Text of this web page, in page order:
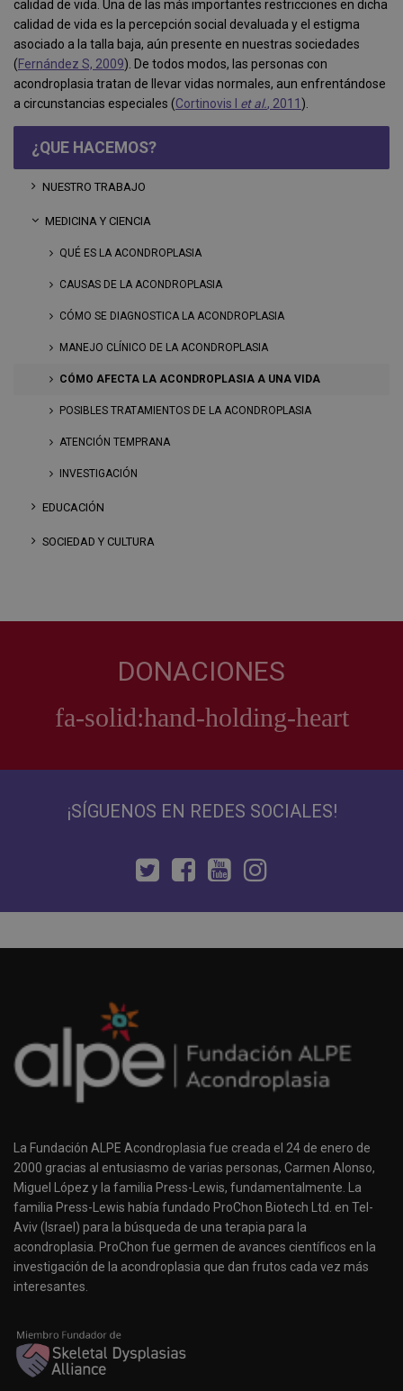
¿QUE HACEMOS?
NUESTRO TRABAJO
MEDICINA Y CIENCIA
QUÉ ES LA ACONDROPLASIA
CAUSAS DE LA ACONDROPLASIA
CÓMO SE DIAGNOSTICA LA ACONDROPLASIA
MANEJO CLÍNICO DE LA ACONDROPLASIA
CÓMO AFECTA LA ACONDROPLASIA A UNA VIDA
POSIBLES TRATAMIENTOS DE LA ACONDROPLASIA
ATENCIÓN TEMPRANA
INVESTIGACIÓN
EDUCACIÓN
SOCIEDAD Y CULTURA
calidad de vida. Una de las más importantes restricciones en dicha
calidad de vida es la percepción social devaluada y el estigma
asociado a la talla baja, aún presente en nuestras sociedades
(Fernández S, 2009). De todos modos, las personas con
acondroplasia tratan de llevar vidas normales, aun enfrentándose
a circunstancias especiales (Cortinovis I et al., 2011 ).
DONACIONES
¡SÍGUENOS EN REDES SOCIALES!
La Fundación ALPE Acondroplasia fue creada el 24 de enero de
2000 gracias al entusiasmo de varias personas, Carmen Alonso,
Miguel López y la familia Press-Lewis, fundamentalmente. La
familia Press-Lewis había fundado ProChon Biotech Ltd. en Tel-
Aviv (Israel) para la búsqueda de una terapia para la
acondroplasia. ProChon fue germen de avances científicos en la
investigación de la acondroplasia que dan frutos cada vez más
interesantes.